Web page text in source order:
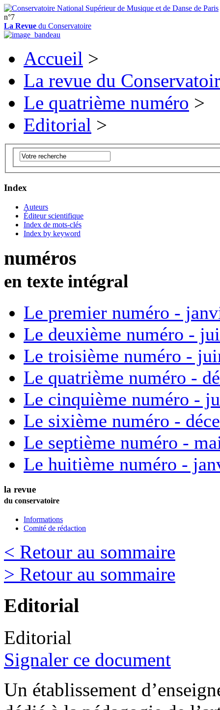
n°7
La Revue du Conservatoire
Accueil >
La revue du
Le quatrième numéro >
Editorial >
Index
Auteurs
Éditeur scientifique
Index de mots-clés
Index by keyword
numéros
en texte intégral
Le premier numéro -
Le deuxième numéro -
Le troisième numéro -
Le quatrième numéro -
Le cinquième numéro -
Le sixième numéro -
Le septième numéro -
Le huitième numéro -
la revue
du conservatoire
Informations
Comité de rédaction
< Retour au sommaire
> Retour au sommaire
Editorial
Editorial
Signaler ce document
Un établissement